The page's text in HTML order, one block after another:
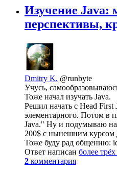
Изучение Java:
перспективы,
Dmitry K. @runbyte
Учусь,
Тоже начал изучать Java.
Решил начать с Head First
элементарного. Потом в
Java." Ну и подумываю на
200$ с нынешним курсом
Тоже буду рад общению:
Ответ написан более
2 комментария